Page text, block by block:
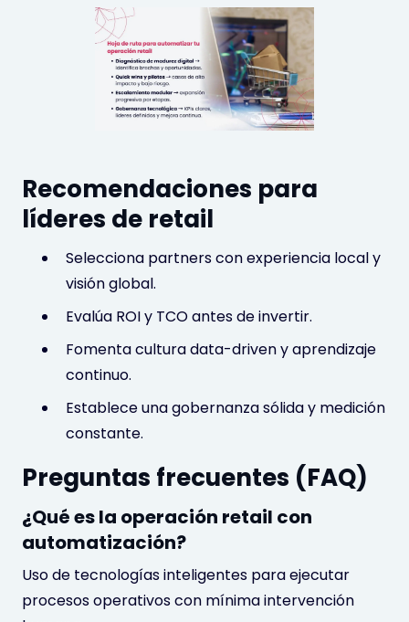
Recomendaciones para
líderes de retail
Selecciona partners con experiencia local y
visión global.
Evalúa ROI y TCO antes de invertir.
Fomenta cultura data-driven y aprendizaje
continuo.
Establece una gobernanza sólida y medición
constante.
Preguntas frecuentes (FAQ)
¿Qué es la operación retail con
automatización?
Uso de tecnologías inteligentes para ejecutar
procesos operativos con mínima intervención